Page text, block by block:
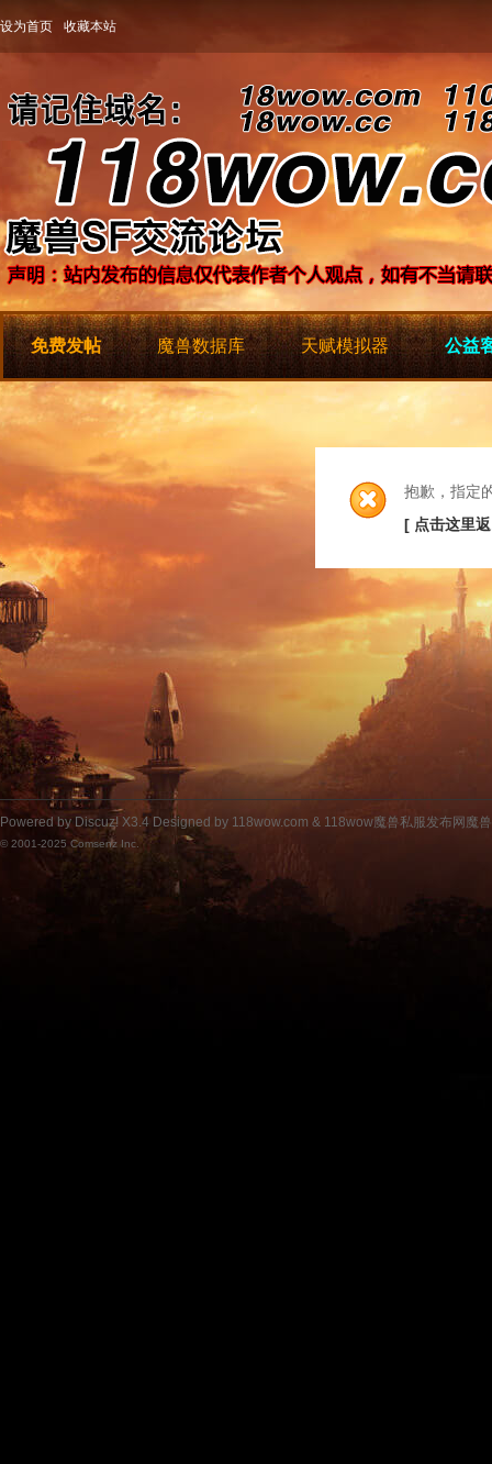
设为首页 收藏本站
免费发帖 魔兽数据库 天赋模拟器 公益
抱歉，指定
[ 点击这里
Powered by Discuz! X3.4 Designed by 118wow.com & 118wow魔兽私服发布网魔
© 2001-2025 Comsenz Inc.